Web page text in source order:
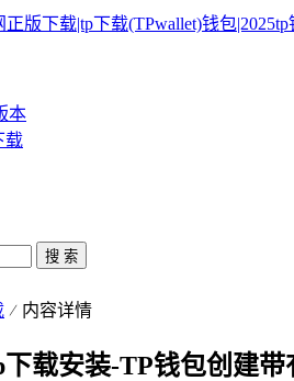
本
载
搜 索
内容详情
载安装-TP钱包创建